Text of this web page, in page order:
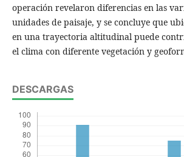
operación revelaron diferencias en las
unidades de paisaje, y se concluye que
en una trayectoria altitudinal puede
el clima con diferente vegetación y
DESCARGAS